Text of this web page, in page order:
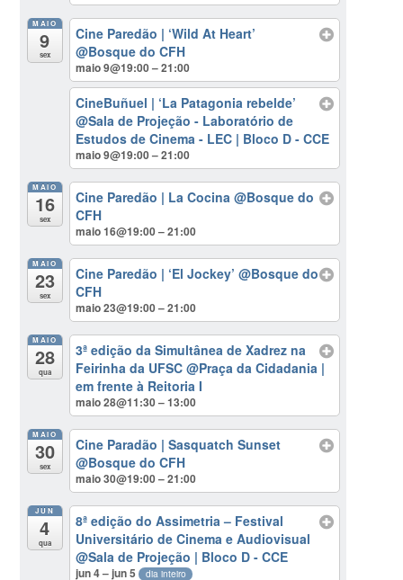
MAIO
9
sex
Cine Paredão | ‘Wild At Heart’
@Bosque do CFH
maio 9@19:00 – 21:00
CineBuñuel | ‘La Patagonia rebelde’
@Sala de Projeção - Laboratório de
Estudos de Cinema - LEC | Bloco D - CCE
maio 9@19:00 – 21:00
MAIO
16
sex
Cine Paredão | La Cocina@Bosque do
CFH
maio 16@19:00 – 21:00
MAIO
23
sex
Cine Paredão | ‘El Jockey’@Bosque do
CFH
maio 23@19:00 – 21:00
MAIO
28
qua
3ª edição da Simultânea de Xadrez na
Feirinha da UFSC@Praça da Cidadania |
em frente à Reitoria I
maio 28@11:30 – 13:00
MAIO
30
sex
Cine Paradão | Sasquatch Sunset
@Bosque do CFH
maio 30@19:00 – 21:00
JUN
4
qua
8ª edição do Assimetria – Festival
Universitário de Cinema e Audiovisual
@Sala de Projeção | Bloco D - CCE
jun 4 – jun 5 dia inteiro